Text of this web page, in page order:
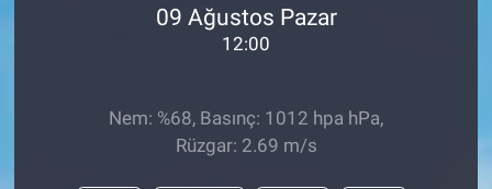
09 Ağustos Pazar
12:00
Nem: %68, Basınç: 1012 hpa hPa,
Rüzgar: 2.69 m/s